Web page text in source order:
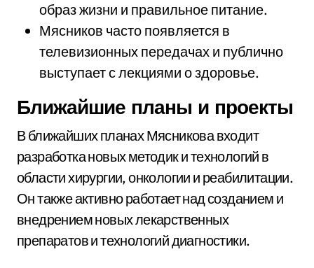
образ жизни и правильное питание.
Мясников часто появляется в
телевизионных передачах и публично
выступает с лекциями о здоровье.
Ближайшие планы и проекты
В ближайших планах Мясникова входит
разработка новых методик и технологий в
области хирургии, онкологии и реабилитации.
Он также активно работает над созданием и
внедрением новых лекарственных
препаратов и технологий диагностики.